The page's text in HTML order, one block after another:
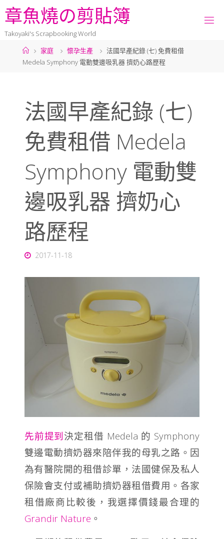
章魚燒の剪貼簿
Takoyaki's Scrapbooking World
家庭
懷孕生產
法國早產紀錄 (七) 免費租借
Medela Symphony 電動雙邊吸乳器 擠奶心路歷程
法國早產紀錄 (七)
免費租借 Medela
Symphony 電動雙
邊吸乳器 擠奶心
路歷程
2017-11-18
先前提到決定租借 Medela 的 Symphony
雙邊電動擠奶器來陪伴我的母乳之路。因
為有醫院開的租借診單，法國健保及私人
保險會支付或補助擠奶器租借費用。各家
租借廠商比較後，我選擇價錢最合理的
Grandir Nature 。